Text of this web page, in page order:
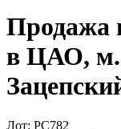
Продажа
в ЦАО, м.
Лот: РС782